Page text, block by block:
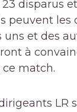
disparus
peuvent les
uns et des
à
match.
LR